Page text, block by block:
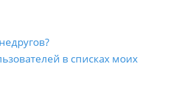
в списках моих